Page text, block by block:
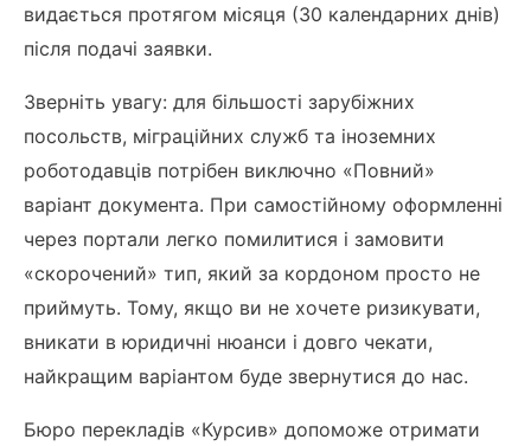
видається протягом місяця (30 календарних днів)
після подачі заявки.
Зверніть увагу: для більшості зарубіжних
посольств, міграційних служб та іноземних
роботодавців потрібен виключно «Повний»
варіант документа. При самостійному оформленні
через портали легко помилитися і замовити
«скорочений» тип, який за кордоном просто не
приймуть. Тому, якщо ви не хочете ризикувати,
вникати в юридичні нюанси і довго чекати,
найкращим варіантом буде звернутися до нас.
Бюро перекладів «Курсив» допоможе отримати